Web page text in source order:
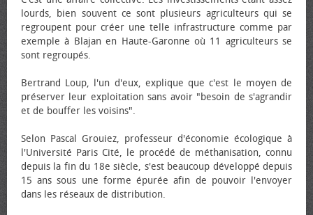
lourds, bien souvent ce sont plusieurs agriculteurs qui se
regroupent pour créer une telle infrastructure comme par
exemple à Blajan en Haute-Garonne où 11 agriculteurs se
sont regroupés.
Bertrand Loup, l'un d'eux, explique que c'est le moyen de
préserver leur exploitation sans avoir "besoin de s'agrandir
et de bouffer les voisins".
Selon Pascal Grouiez, professeur d'économie écologique à
l'Université Paris Cité, le procédé de méthanisation, connu
depuis la fin du 18e siècle, s'est beaucoup développé depuis
15 ans sous une forme épurée afin de pouvoir l'envoyer
dans les réseaux de distribution.